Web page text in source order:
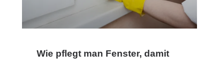
Wie pflegt man Fenster, damit